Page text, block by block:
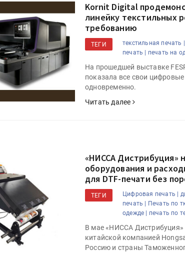
Kornit Digital
линейку текстильных
требованию
ТЕГИ текстильная печать |
печать |
печать на
На прошедшей выставке
показала все свои
одновременно.
Читать далее
«НИССА Дистрибуция»
оборудования и
для DTF-печати без
ТЕГИ Цифровая печать |
печать |
Печать по
одежде |
печать по
В мае «НИССА Дистрибуция»
китайской компанией
Россию и страны